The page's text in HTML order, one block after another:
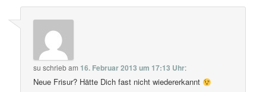
su schriebam 16. Februar 2013 um 17:13 Uhr:
Neue Frisur? Hätte Dich fast nicht wiedererkannt